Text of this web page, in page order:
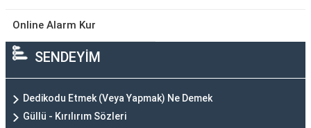
Online Alarm Kur
SENDEYİM
Dedikodu Etmek (Veya Yapmak) Ne Demek
Güllü - Kırılırım Sözleri